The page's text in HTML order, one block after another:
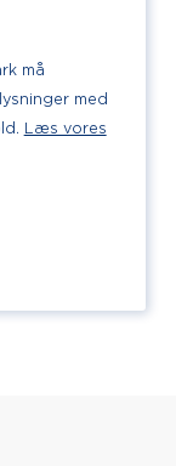
må
med
Læs vores